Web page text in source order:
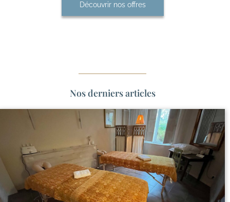
Découvrir nos offres
Nos derniers articles